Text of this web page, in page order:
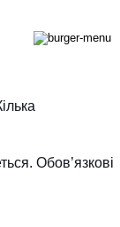
Обов’язкові